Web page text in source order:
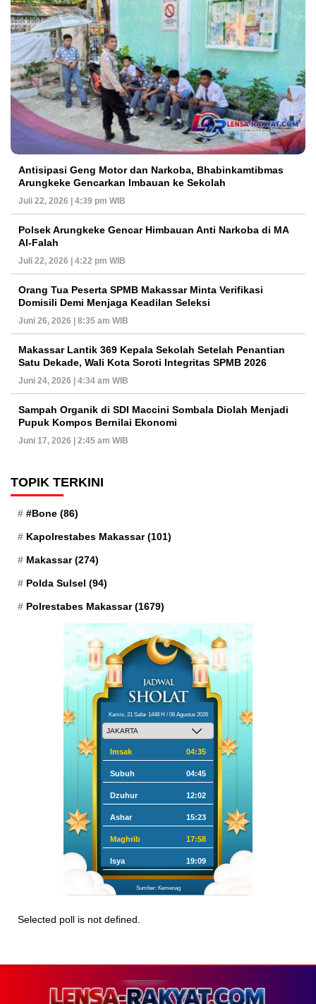
Antisipasi Geng Motor dan Narkoba, Bhabinkamtibmas
Arungkeke Gencarkan Imbauan ke Sekolah
Juli 22, 2026 | 4:39 pm WIB
Polsek Arungkeke Gencar Himbauan Anti Narkoba di MA
Al-Falah
Juli 22, 2026 | 4:22 pm WIB
Orang Tua Peserta SPMB Makassar Minta Verifikasi
Domisili Demi Menjaga Keadilan Seleksi
Juni 26, 2026 | 8:35 am WIB
Makassar Lantik 369 Kepala Sekolah Setelah Penantian
Satu Dekade, Wali Kota Soroti Integritas SPMB 2026
Juni 24, 2026 | 4:34 am WIB
Sampah Organik di SDI Maccini Sombala Diolah Menjadi
Pupuk Kompos Bernilai Ekonomi
Juni 17, 2026 | 2:45 am WIB
TOPIK TERKINI
#Bone (86)
Kapolrestabes Makassar(101)
Makassar(274)
Polda Sulsel (94)
Polrestabes Makassar(1679)
Kamis, 21 Safar 1448 H / 06 Agustus 2026
Imsak 04:35
Subuh 04:45
Dzuhur 12:02
Ashar 15:23
Maghrib 17:58
Isya 19:09
Sumber: Kemenag
Selected poll is not defined.